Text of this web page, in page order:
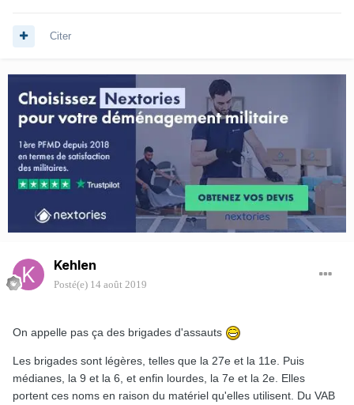
Citer
Kehlen
Posté(e) 14 août 2019
On appelle pas ça des brigades d'assauts
Les brigades sont légères, telles que la 27e et la 11e. Puis
médianes, la 9 et la 6, et enfin lourdes, la 7e et la 2e. Elles
portent ces noms en raison du matériel qu'elles utilisent. Du VAB